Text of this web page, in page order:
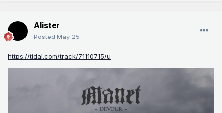
Alister
Posted May 25
https://tidal.com/track/71110715/u